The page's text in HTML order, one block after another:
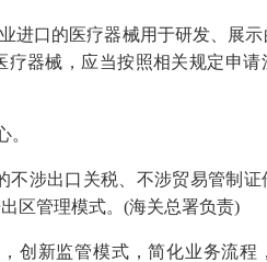
进口的医疗器械用于研发、展
器械，应当按照相关规定申请
不涉出口关税、不涉贸易管制证
区管理模式。(海关总署负责)
创新监管模式，简化业务流程